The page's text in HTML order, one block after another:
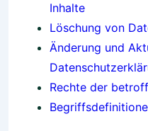
Inhalte
Löschung von
Änderung und
Rechte der